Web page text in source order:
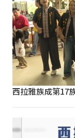
西拉雅族成第17